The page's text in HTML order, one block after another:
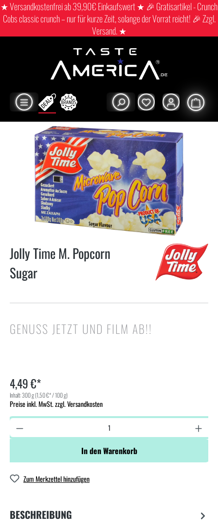
★ Versandkostenfrei ab 39,90€ Einkaufswert ★ 🎉 Gratisartikel - Crunch
Cobs classic crunch – nur für kurze Zeit, solange der Vorrat reicht! 🎉 Zzgl.
Versand. ★
Jolly Time M. Popcorn
Sugar
GENUSS JETZT UND FILM AB!!
4,49 €*
Inhalt:300 g(1,50 €* / 100 g)
Preise inkl. MwSt. zzgl. Versandkosten
In den Warenkorb
Zum Merkzettel hinzufügen
BESCHREIBUNG